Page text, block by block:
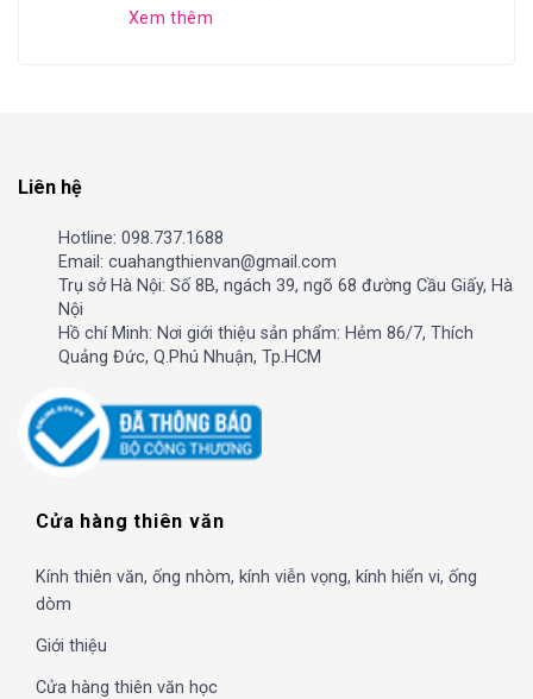
Xem thêm
Liên hệ
Hotline: 098.737.1688
Email: cuahangthienvan@gmail.com
Trụ sở Hà Nội: Số 8B, ngách 39, ngõ 68 đường Cầu Giấy, Hà
Nội
Hồ chí Minh: Nơi giới thiệu sản phẩm: Hẻm 86/7, Thích
Quảng Đức, Q.Phú Nhuận, Tp.HCM
Cửa hàng thiên văn
Kính thiên văn, ống nhòm, kính viễn vọng, kính hiển vi, ống
dòm
Giới thiệu
Cửa hàng thiên văn học